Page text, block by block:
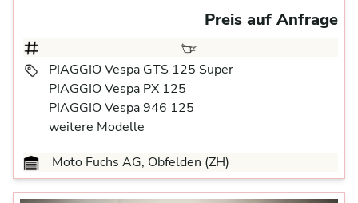
Preis auf Anfrage
PIAGGIO Vespa GTS 125 Super
PIAGGIO Vespa PX 125
PIAGGIO Vespa 946 125
weitere Modelle
Moto Fuchs AG, Obfelden (ZH)